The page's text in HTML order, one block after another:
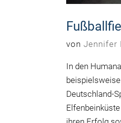
vonJennifer
In den
Deutschland-